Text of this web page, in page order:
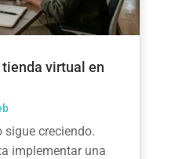
virtual en
sigue creciendo.
implementar una